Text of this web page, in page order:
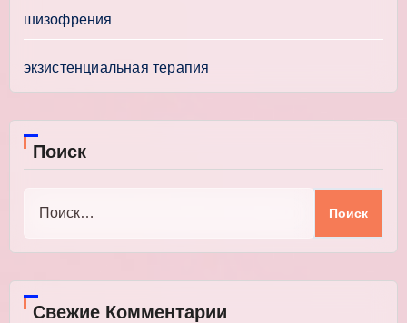
шизофрения
экзистенциальная терапия
Поиск
Свежие Комментарии